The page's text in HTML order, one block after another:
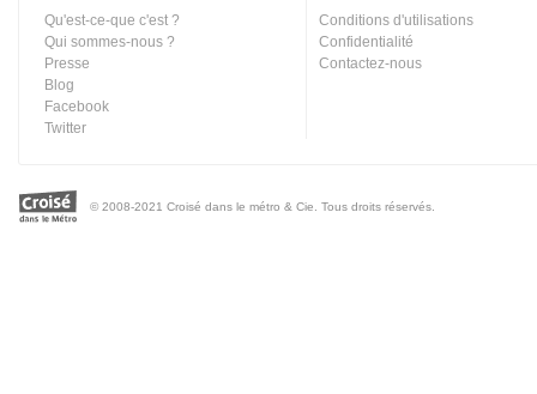
Qu'est-ce-que c'est ?
Qui sommes-nous ?
Presse
Blog
Facebook
Twitter
Conditions d'utilisations
Confidentialité
Contactez-nous
© 2008-2021 Croisé dans le métro & Cie. Tous droits réservés.